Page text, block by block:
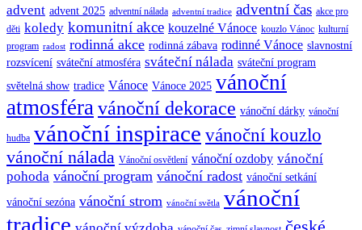
advent advent 2025 adventní nálada adventní tradice adventní čas akce pro
děti koledy komunitní akce kouzelné Vánoce kouzlo Vánoc kulturní
program radost rodinná akce rodinná zábava rodinné Vánoce slavnostní
rozsvícení sváteční atmosféra sváteční nálada sváteční program
světelná show tradice Vánoce Vánoce 2025 vánoční
atmosféravánoční dekorace vánoční dárky vánoční
hudba vánoční inspirace vánoční kouzlo
vánoční nálada Vánoční osvětlení vánoční ozdoby vánoční
pohoda vánoční program vánoční radost vánoční setkání
vánoční sezóna vánoční strom vánoční světla vánoční
tradice